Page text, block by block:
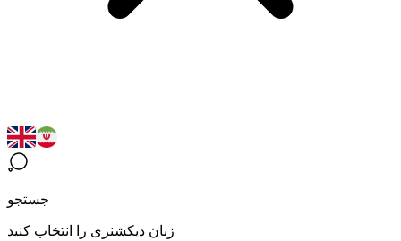
جستجو
زبان دیکشنری را انتخاب کنید